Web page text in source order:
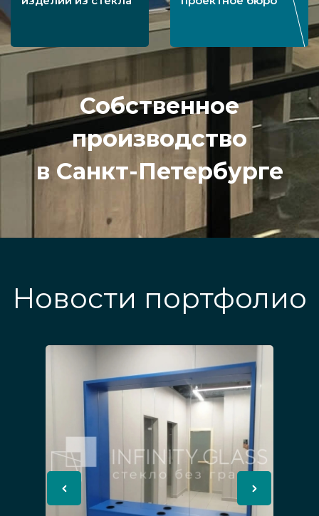
Собственное
производство
в Санкт-Петербурге
Новости портфолио